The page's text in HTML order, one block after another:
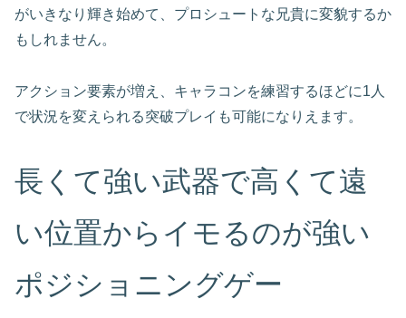
がいきなり輝き始めて、プロシュートな兄貴に変貌するか
もしれません。
アクション要素が増え、キャラコンを練習するほどに1人
で状況を変えられる突破プレイも可能になりえます。
長くて強い武器で高くて遠
い位置からイモるのが強い
ポジショニングゲー